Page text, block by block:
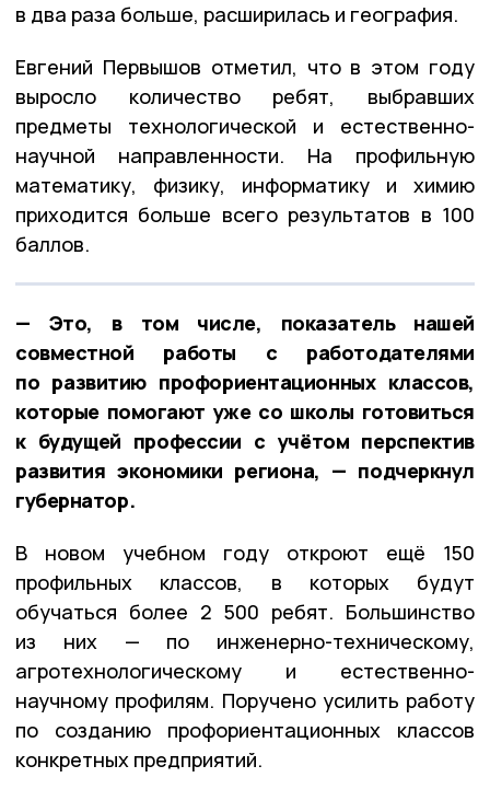
в два раза больше, расширилась и география.
Евгений Первышов отметил, что в этом году
выросло количество ребят, выбравших
предметы технологической и естественно-
научной направленности. На профильную
математику, физику, информатику и химию
приходится больше всего результатов в 100
баллов.
— Это, в том числе, показатель нашей
совместной работы с работодателями
по развитию профориентационных классов,
которые помогают уже со школы готовиться
к будущей профессии с учётом перспектив
развития экономики региона, — подчеркнул
губернатор.
В новом учебном году откроют ещё 150
профильных классов, в которых будут
обучаться более 2 500 ребят. Большинство
из них — по инженерно-техническому,
агротехнологическому и естественно-
научному профилям. Поручено усилить работу
по созданию профориентационных классов
конкретных предприятий.